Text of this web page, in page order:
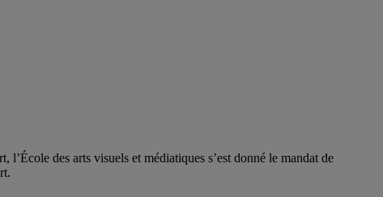
des arts visuels et médiatiques s’est donné le mandat de